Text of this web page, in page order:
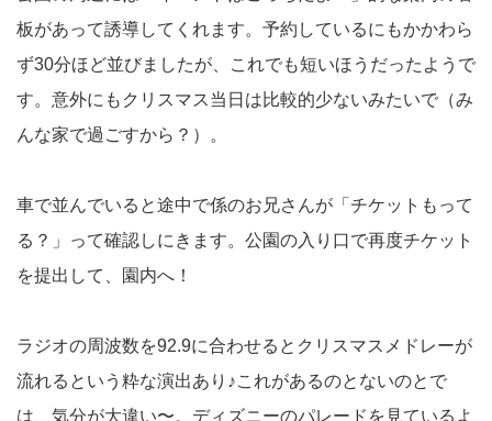
板があって誘導してくれます。予約しているにもかかわら
ず30分ほど並びましたが、これでも短いほうだったようで
す。意外にもクリスマス当日は比較的少ないみたいで（み
んな家で過ごすから？）。
車で並んでいると途中で係のお兄さんが「チケットもって
る？」って確認しにきます。公園の入り口で再度チケット
を提出して、園内へ！
ラジオの周波数を92.9に合わせるとクリスマスメドレーが
流れるという粋な演出あり♪これがあるのとないのとで
は、気分が大違い〜。ディズニーのパレードを見ているよ